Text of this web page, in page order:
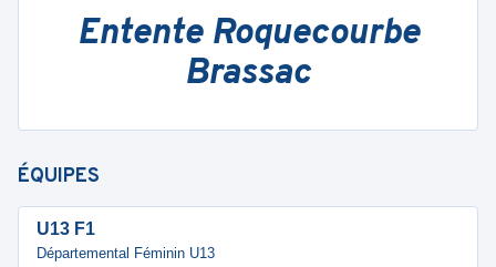
Entente Roquecourbe
Brassac
ÉQUIPES
U13 F1
Départemental Féminin U13